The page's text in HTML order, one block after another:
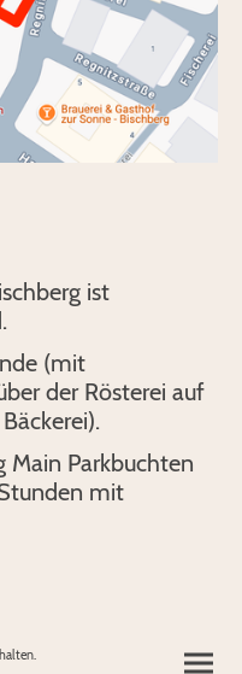
ist
(mit
der Rösterei auf
Main Parkbuchten
mit